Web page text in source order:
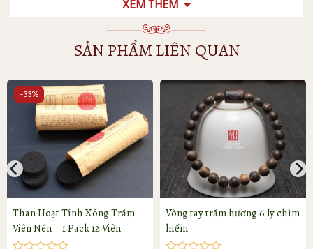
1. Quy trình làm ra vòng tay trầm hương 108
hạt
1.1 Chọn phôi cho vòng tay trầm hương 108 hạt
Công đoạn đầu tiên đó là chọn phôi cho
vòng tay trầm
hương 108 hạt, cục phôi được lựa chọn phải đạt yêu cầu
các tiêu chí về độ dầu, mùi, sớ vân đẹp.
Việc chọn phôi kỹ càng sẽ quyết định trực tiếp chất
lượng của vòng trầm, đặc biệt là mùi thơm, trước khi
tiện hạt, cục phôi sẽ được đánh giá kỹ càng từng góc
XEM THÊM
SẢN PHẨM LIÊN QUAN
-33%
Than Hoạt Tính Xông Trầm
Viên Nén – 1 Pack 12 Viên
Vòng tay trầm hương 6 ly chìm
hiếm